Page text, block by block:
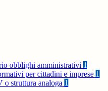
obblighi amministrativi 1
per cittadini e imprese 1
o struttura analoga 1